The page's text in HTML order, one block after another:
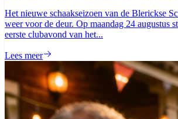
Het nieuwe schaakseizoen van de Blerickse
weer voor de deur. Op maandag 24 augustus
eerste clubavond van het...
Lees meer